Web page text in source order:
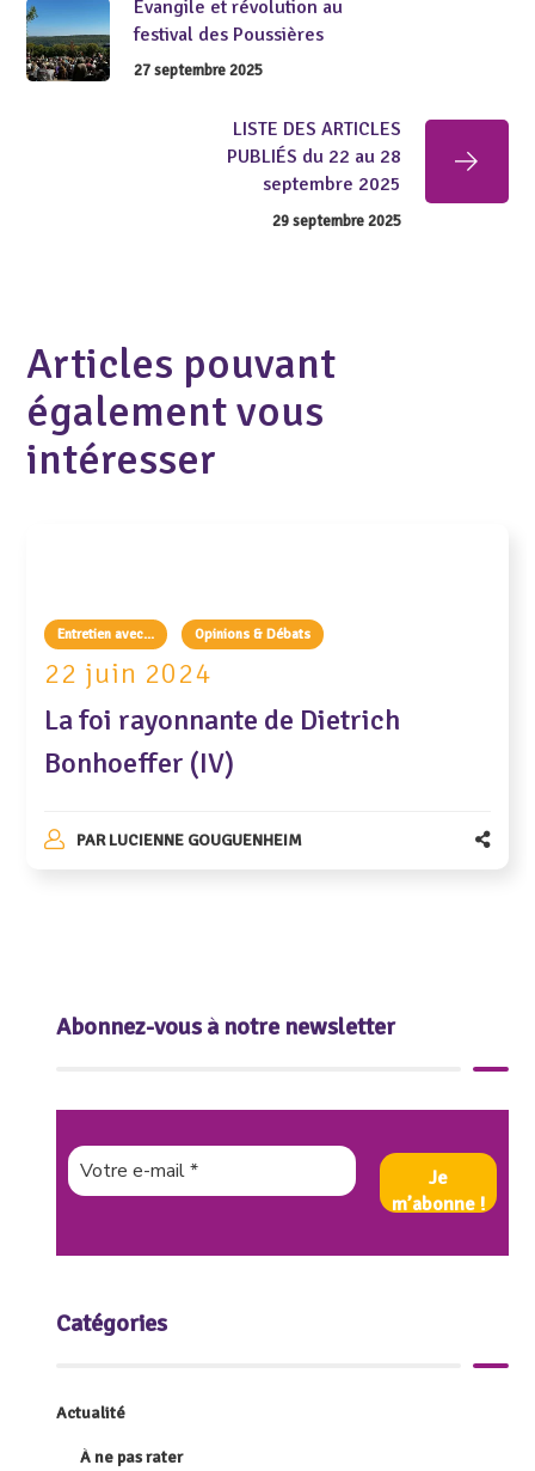
Évangile et révolution au
festival des Poussières
27 septembre 2025
LISTE DES ARTICLES
PUBLIÉS du 22 au 28
septembre 2025
29 septembre 2025
Articles pouvant
également vous
intéresser
Entretien avec... Opinions & Débats
22 juin 2024
La foi rayonnante de Dietrich
Bonhoeffer (IV)
PARLUCIENNE GOUGUENHEIM
Abonnez-vous à notre newsletter
Catégories
Actualité
À ne pas rater